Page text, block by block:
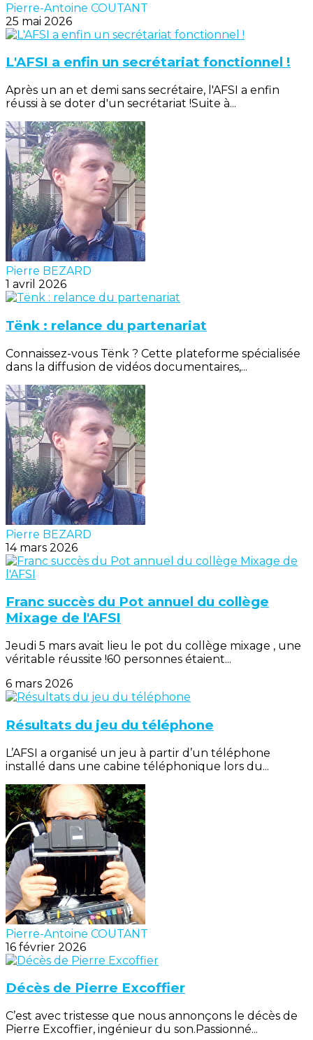
Pierre-Antoine COUTANT
25 mai 2026
L'AFSI a enfin un secrétariat fonctionnel !
Après un an et demi sans secrétaire, l'AFSI a enfin
réussi à se doter d'un secrétariat !Suite à...
Pierre BEZARD
1 avril 2026
Tënk : relance du partenariat
Connaissez-vous Tënk ? Cette plateforme spécialisée
dans la diffusion de vidéos documentaires,...
Pierre BEZARD
14 mars 2026
Franc succès du Pot annuel du collège
Mixage de l'AFSI
Jeudi 5 mars avait lieu le pot du collège mixage , une
véritable réussite !60 personnes étaient...
6 mars 2026
Résultats du jeu du téléphone
L’AFSI a organisé un jeu à partir d’un téléphone
installé dans une cabine téléphonique lors du...
Pierre-Antoine COUTANT
16 février 2026
Décès de Pierre Excoffier
C’est avec tristesse que nous annonçons le décès de
Pierre Excoffier, ingénieur du son.Passionné...